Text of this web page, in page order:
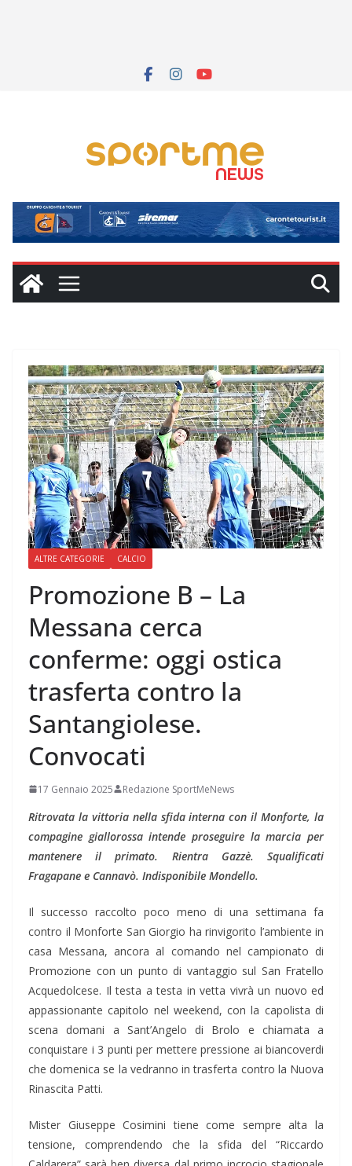
ALTRE CATEGORIE CALCIO
Promozione B – La
Messana cerca
conferme: oggi ostica
trasferta contro la
Santangiolese.
Convocati
17 Gennaio 2025 Redazione SportMeNews
Ritrovata la vittoria nella sfida interna con il Monforte, la
compagine giallorossa intende proseguire la marcia per
mantenere il primato. Rientra Gazzè. Squalificati
Fragapane e Cannavò. Indisponibile Mondello.
Il successo raccolto poco meno di una settimana fa
contro il Monforte San Giorgio ha rinvigorito l’ambiente in
casa Messana, ancora al comando nel campionato di
Promozione con un punto di vantaggio sul San Fratello
Acquedolcese. Il testa a testa in vetta vivrà un nuovo ed
appassionante capitolo nel weekend, con la capolista di
scena domani a Sant’Angelo di Brolo e chiamata a
conquistare i 3 punti per mettere pressione ai biancoverdi
che domenica se la vedranno in trasferta contro la Nuova
Rinascita Patti.
Mister Giuseppe Cosimini tiene come sempre alta la
tensione, comprendendo che la sfida del “Riccardo